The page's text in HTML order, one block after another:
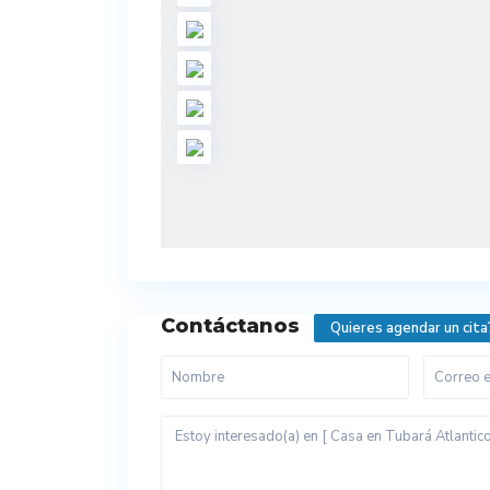
Contáctanos Quieres agendar un